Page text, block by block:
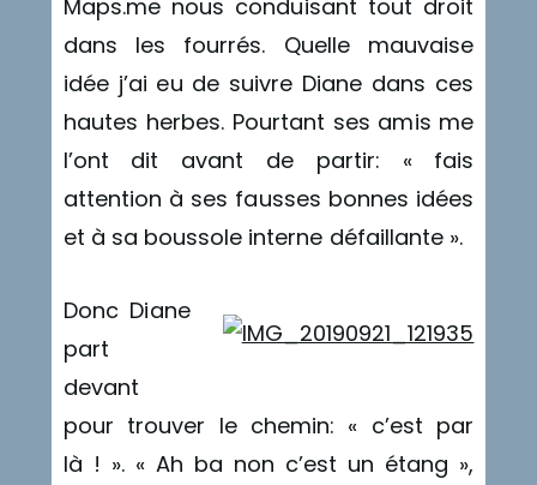
Maps.me nous conduisant tout droit
dans les fourrés. Quelle mauvaise
idée j’ai eu de suivre Diane dans ces
hautes herbes. Pourtant ses amis me
l’ont dit avant de partir: « fais
attention à ses fausses bonnes idées
et à sa boussole interne défaillante ».
Donc Diane
part
devant
pour trouver le chemin: « c’est par
là ! ». « Ah ba non c’est un étang »,